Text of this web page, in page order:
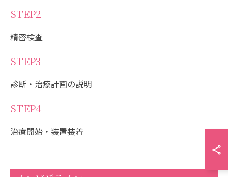
STEP2
精密検査
STEP3
診断・治療計画の説明
STEP4
治療開始・装置装着